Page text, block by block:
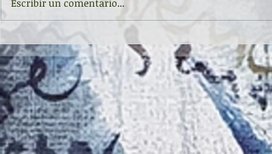
Inauguración de la exposición
'Raigambre', de Agustín García y
Aurelio González Ovies
II
RELATO Y
GONZÁLEZ
Escribir un comentario...